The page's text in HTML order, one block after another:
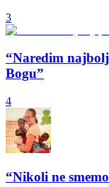
3
“Naredim
Bogu”
4
“Nikoli ne